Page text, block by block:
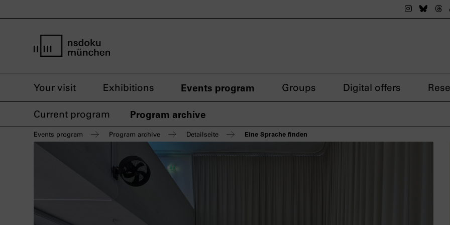
TheThe
Your visit Exhibitions Events program Groups Digital offers
Current program Program archive
Events program Program archive Detailseite Eine Sprache finden